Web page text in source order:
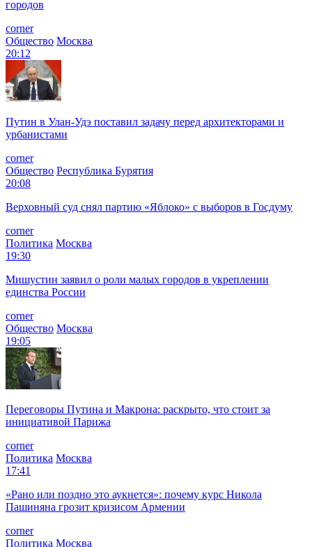
городов
corner
Общество Москва
20:12
Путин в Улан-Удэ поставил задачу перед архитекторами и
урбанистами
corner
Общество Республика Бурятия
20:08
Верховный суд снял партию «Яблоко» с выборов в Госдуму
corner
Политика Москва
19:30
Мишустин заявил о роли малых городов в укреплении
единства России
corner
Общество Москва
19:05
Переговоры Путина и Макрона: раскрыто, что стоит за
инициативой Парижа
corner
Политика Москва
17:41
«Рано или поздно это аукнется»: почему курс Никола
Пашиняна грозит кризисом Армении
corner
Политика Москва